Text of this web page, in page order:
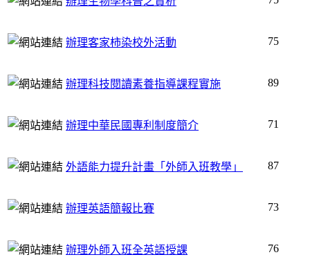
辦理客家柿染校外活動 75
辦理科技閱讀素養指導課程實施 89
辦理中華民國專利制度簡介 71
外語能力提升計畫「外師入班教學」 87
辦理英語簡報比賽 73
辦理外師入班全英語授課 76